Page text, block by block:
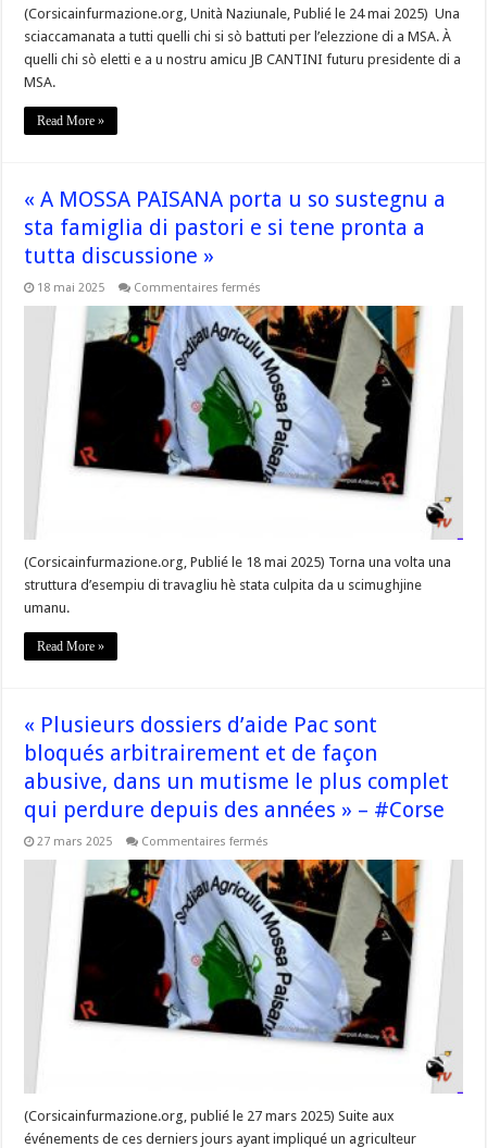
(Corsicainfurmazione.org, Unità Naziunale, Publié le 24 mai 2025) Una
sciaccamanata a tutti quelli chi si sò battuti per l’elezzione di a MSA. À
quelli chi sò eletti e a u nostru amicu JB CANTINI futuru presidente di a
MSA.
Read More »
« A MOSSA PAISANA porta u so sustegnu a
sta famiglia di pastori e si tene pronta a
tutta discussione »
18 mai 2025 Commentaires fermés
MOSSA
PAISANA
porta
u
so
sustegnu
a
sta
famiglia
di
pastori
e
si
discussione »
(Corsicainfurmazione.org, Publié le 18 mai 2025) Torna una volta una
struttura d’esempiu di travagliu hè stata culpita da u scimughjine
umanu.
Read More »
« Plusieurs dossiers d’aide Pac sont
bloqués arbitrairement et de façon
abusive, dans un mutisme le plus complet
qui perdure depuis des années » – #Corse
27 mars 2025 Commentaires fermés
dossiers
d’aide
Pac
sont
bloqués
arbitrairement
et
de
façon
abusive,
dans
un
mutisme
perdure
depuis
des
(Corsicainfurmazione.org, publié le 27 mars 2025) Suite aux
événements de ces derniers jours ayant impliqué un agriculteur